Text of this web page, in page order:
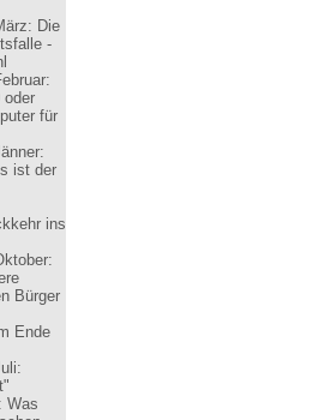
Die
-
oder
für
ist der
ins
Bürger
Ende
Was